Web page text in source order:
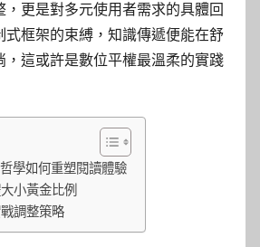
更是對多元使用者需求的具體回
式框架的束縛，知識傳遞便能在舒
，這或許是數位平權最溫柔的實踐
學如何重塑閱讀體驗
小黃金比例
調整策略